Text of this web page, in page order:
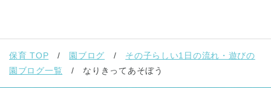
保育 TOP 園ブログ
その子らしい1日の流れ・遊びの
園ブログ一覧
なりきってあそぼう